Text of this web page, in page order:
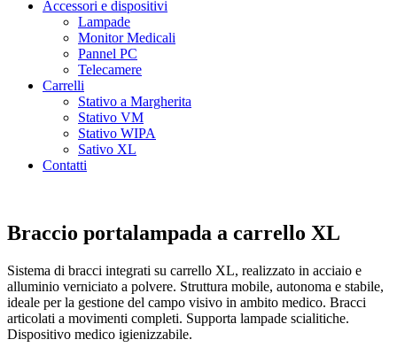
Accessori e dispositivi
Lampade
Monitor Medicali
Pannel PC
Telecamere
Carrelli
Stativo a Margherita
Stativo VM
Stativo WIPA
Sativo XL
Contatti
Braccio portalampada a carrello XL
Sistema di bracci integrati su carrello XL, realizzato in acciaio e
alluminio verniciato a polvere. Struttura mobile, autonoma e stabile,
ideale per la gestione del campo visivo in ambito medico. Bracci
articolati a movimenti completi. Supporta lampade scialitiche.
Dispositivo medico igienizzabile.